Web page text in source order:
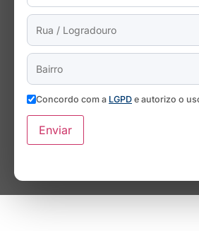
Concordo com a LGPD e autorizo o
Enviar